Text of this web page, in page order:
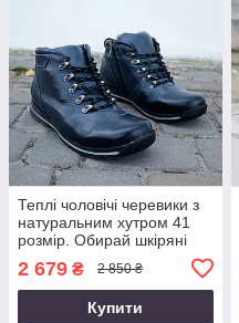
Теплі чоловічі черевики з
натуральним хутром 41
розмір. Обирай шкіряні
2 679 ₴ 2 850 ₴
Купити